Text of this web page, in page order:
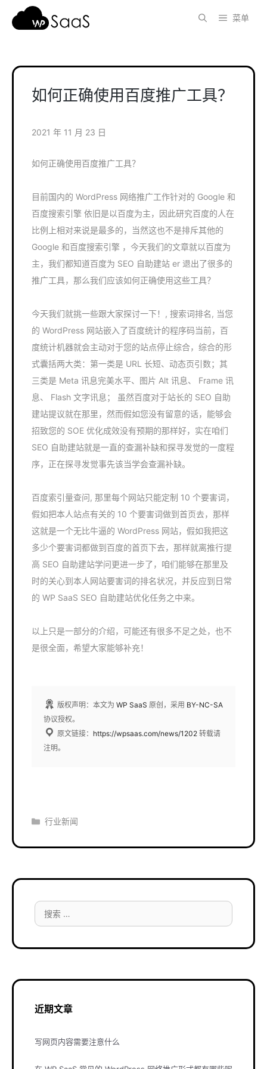
菜单
如何正确使用百度推广工具？
2021 年 11 月 23 日
如何正确使用百度推广工具？
目前国内的 WordPress 网络推广工作针对的 Google 和
百度搜索引擎 依旧是以百度为主，因此研究百度的人在
比例上相对来说是最多的，当然这也不是排斥其他的
Google 和百度搜索引擎 ，今天我们的文章就以百度为
主，我们都知道百度为 SEO 自助建站 er 退出了很多的
推广工具，那么我们应该如何正确使用这些工具？
今天我们就挑一些跟大家探讨一下！, 搜索词排名, 当您
的 WordPress 网站嵌入了百度统计的程序码当前，百
度统计机器就会主动对于您的站点停止综合，综合的形
式囊括两大类：第一类是 URL 长短、动态页引数；其
三类是 Meta 讯息完美水平、图片 Alt 讯息、 Frame 讯
息、 Flash 文字讯息； 虽然百度对于站长的 SEO 自助
建站提议就在那里，然而假如您没有留意的话，能够会
招致您的 SOE 优化成效没有预期的那样好，实在咱们
SEO 自助建站就是一直的查漏补缺和探寻发觉的一度程
序，正在探寻发觉事先该当学会查漏补缺。
百度索引量查问, 那里每个网站只能定制 10 个要害词，
假如把本人站点有关的 10 个要害词做到首页去，那样
这就是一个无比牛逼的 WordPress 网站，假如我把这
多少个要害词都做到百度的首页下去，那样就离推行提
高 SEO 自助建站学问更进一步了，咱们能够在那里及
时的关心到本人网站要害词的排名状况，并反应到日常
的 WP SaaS SEO 自助建站优化任务之中来。
以上只是一部分的介绍，可能还有很多不足之处，也不
是很全面，希望大家能够补充！
版权声明：本文为 WP SaaS 原创，采用 BY-NC-SA
协议授权。
原文链接： https://wpsaas.com/news/1202 转载请
注明。
分
行业新闻
搜
索：
近期文章
写网页内容需要注意什么